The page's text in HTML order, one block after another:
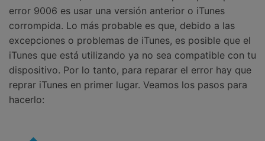
error 9006 es usar una versión anterior o iTunes
corrompida. Lo más probable es que, debido a las
excepciones o problemas de iTunes, es posible que el
iTunes que está utilizando ya no sea compatible con tu
dispositivo. Por lo tanto, para reparar el error hay que
reprar iTunes en primer lugar. Veamos los pasos para
hacerlo: